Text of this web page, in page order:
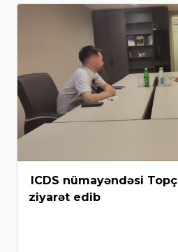
ICDS nümayəndəsi
ziyarət edib